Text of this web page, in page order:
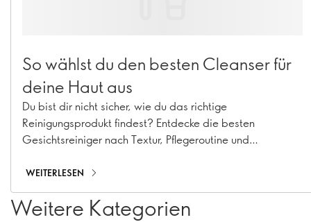
So wählst du den besten Cleanser für
deine Haut aus
Du bist dir nicht sicher, wie du das richtige
Reinigungsprodukt findest? Entdecke die besten
Gesichtsreiniger nach Textur, Pflegeroutine und
Reinigung bis hin zur doppelten Reinigung
WEITERLESEN
Weitere Kategorien